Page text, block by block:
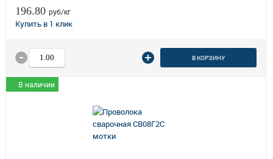
196.80 руб/кг
В КОРЗИНУ
В наличии